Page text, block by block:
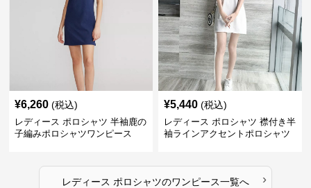
¥6,260 (税込)
レディース ポロシャツ 半袖鹿の
子編みポロシャツワンピース
¥5,440 (税込)
レディース ポロシャツ 襟付き半
袖ラインアクセントポロシャツ
レディース ポロシャツのワンピース一覧へ ›